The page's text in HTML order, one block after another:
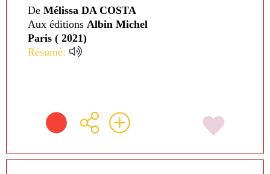
De Mélissa DA COSTA
Aux éditions Albin Michel
Paris ( 2021)
Résumé: